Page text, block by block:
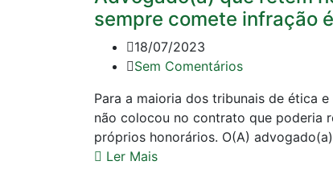
sempre comete infração
18/07/2023
Sem Comentários
Para a maioria dos tribunais de ética
não colocou no contrato que poderia
próprios honorários. O(A)
Ler Mais